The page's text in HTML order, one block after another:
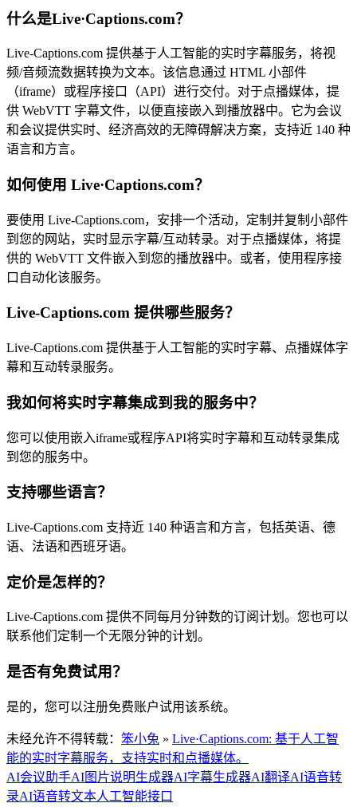
什么是Live·Captions.com？
Live-Captions.com 提供基于人工智能的实时字幕服务，将视
频/音频流数据转换为文本。该信息通过 HTML 小部件
（iframe）或程序接口（API）进行交付。对于点播媒体，提
供 WebVTT 字幕文件，以便直接嵌入到播放器中。它为会议
和会议提供实时、经济高效的无障碍解决方案，支持近 140 种
语言和方言。
如何使用 Live·Captions.com？
要使用 Live-Captions.com，安排一个活动，定制并复制小部件
到您的网站，实时显示字幕/互动转录。对于点播媒体，将提
供的 WebVTT 文件嵌入到您的播放器中。或者，使用程序接
口自动化该服务。
Live-Captions.com 提供哪些服务？
Live-Captions.com 提供基于人工智能的实时字幕、点播媒体字
幕和互动转录服务。
我如何将实时字幕集成到我的服务中？
您可以使用嵌入iframe或程序API将实时字幕和互动转录集成
到您的服务中。
支持哪些语言？
Live-Captions.com 支持近 140 种语言和方言，包括英语、德
语、法语和西班牙语。
定价是怎样的？
Live-Captions.com 提供不同每月分钟数的订阅计划。您也可以
联系他们定制一个无限分钟的计划。
是否有免费试用？
是的，您可以注册免费账户试用该系统。
未经允许不得转载： 笨小兔 » Live·Captions.com: 基于人工智
能的实时字幕服务，支持实时和点播媒体。
AI会议助手AI图片说明生成器AI字幕生成器AI翻译AI语音转
录AI语音转文本人工智能接口